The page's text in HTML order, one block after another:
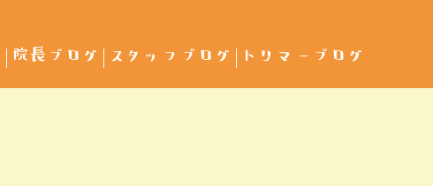
院長ブログ スタッフブログ トリマーブログ